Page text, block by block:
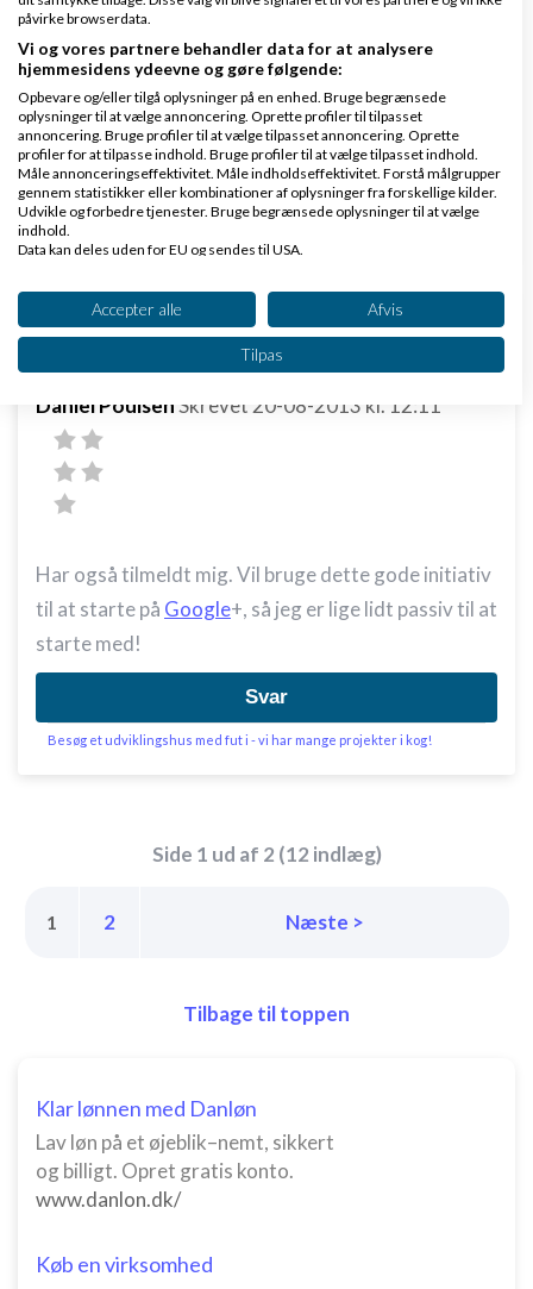
Tak Henrik.
Smid en nyhed derinde hvis du har noget på hjertet
Svar
Daniel PoulsenSkrevet 20-08-2013 kl. 12:11
Har også tilmeldt mig. Vil bruge dette gode initiativ
til at starte på Google+, så jeg er lige lidt passiv til at
starte med!
Svar
Besøg et udviklingshus med fut i - vi har mange projekter i kog!
Side 1 ud af 2 (12 indlæg)
1 2 Næste >
Tilbage til toppen
Klar lønnen med Danløn
Lav løn på et øjeblik–nemt, sikkert
og billigt. Opret gratis konto.
www.danlon.dk/
Køb en virksomhed
påvirke browserdata.
Vi og vores partnere behandler data for at analysere
hjemmesidens ydeevne og gøre følgende:
Opbevare og/eller tilgå oplysninger på en enhed. Bruge begrænsede
oplysninger til at vælge annoncering. Oprette profiler til tilpasset
annoncering. Bruge profiler til at vælge tilpasset annoncering. Oprette
profiler for at tilpasse indhold. Bruge profiler til at vælge tilpasset indhold.
Måle annonceringseffektivitet. Måle indholdseffektivitet. Forstå målgrupper
gennem statistikker eller kombinationer af oplysninger fra forskellige kilder.
Udvikle og forbedre tjenester. Bruge begrænsede oplysninger til at vælge
indhold.
Data kan deles uden for EU og sendes til USA.
Se partnerliste (2 IAB-leverandører)
Vi bruger dine data til følgende formål:
IAB's behandlingsformål:
Opbevare og/eller tilgå oplysninger på en
enhed
Bruge begrænsede oplysninger til at vælge
annoncering
Bruge profiler til at vælge tilpasset
annoncering
Bruge profiler til at vælge tilpasset indhold
Forstå målgrupper gennem statistikker eller
placeringsoplysninger
Identificere enheder baseret på aktivt
anmodede oplysninger
Nødvendig
Accepter alle Afvis
Tilpas